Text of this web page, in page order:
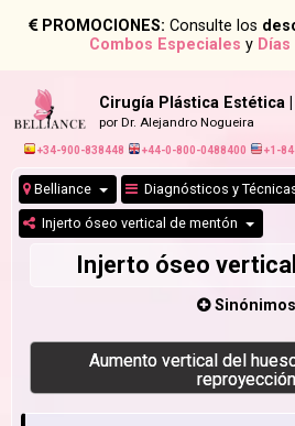
PROMOCIONES: Consulte los
Combos Especiales y
Cirugía Plástica Estética
por Dr. Alejandro Nogueira
+34-900-838448 +44-0-800-0488400 +1-
Belliance Diagnósticos y
Injerto óseo vertical de mentón
Injerto óseo
Sinónimos
Aumento vertical del
reproyección